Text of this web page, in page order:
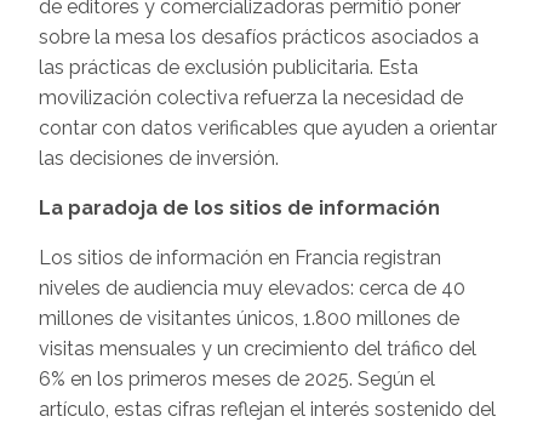
de editores y comercializadoras permitió poner
sobre la mesa los desafíos prácticos asociados a
las prácticas de exclusión publicitaria. Esta
movilización colectiva refuerza la necesidad de
contar con datos verificables que ayuden a orientar
las decisiones de inversión.
La paradoja de los sitios de información
Los sitios de información en Francia registran
niveles de audiencia muy elevados: cerca de 40
millones de visitantes únicos, 1.800 millones de
visitas mensuales y un crecimiento del tráfico del
6% en los primeros meses de 2025. Según el
artículo, estas cifras reflejan el interés sostenido del